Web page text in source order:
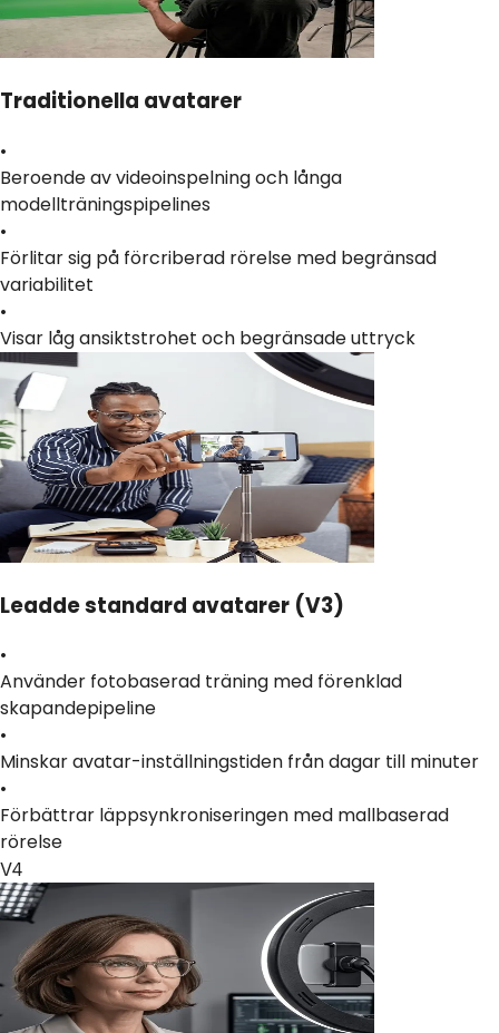
Traditionella avatarer
•
Beroende av videoinspelning och långa
modellträningspipelines
•
Förlitar sig på förcriberad rörelse med begränsad
variabilitet
•
Visar låg ansiktstrohet och begränsade uttryck
Leadde standard avatarer (V3)
•
Använder fotobaserad träning med förenklad
skapandepipeline
•
Minskar avatar-inställningstiden från dagar till minuter
•
Förbättrar läppsynkroniseringen med mallbaserad
rörelse
V4